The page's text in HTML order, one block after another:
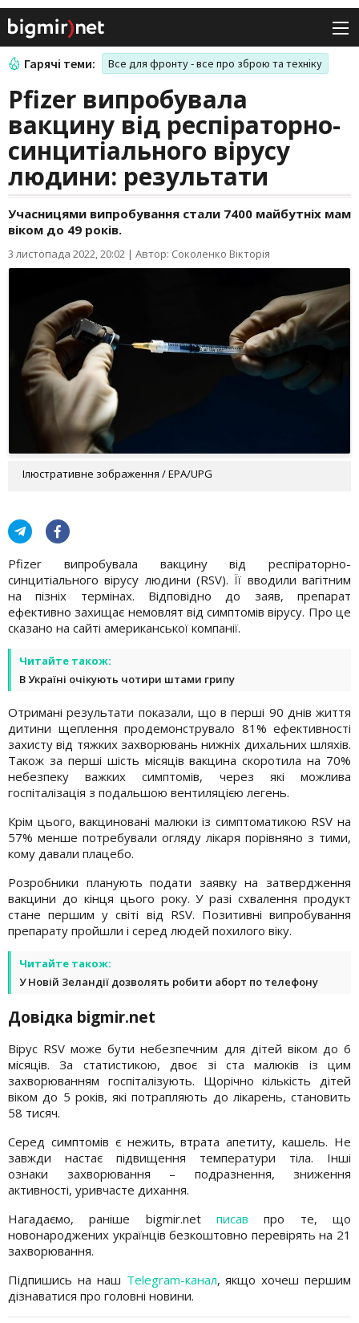
Гарячі теми: Все для фронту - все про зброю та техніку
Pfizer випробувала
вакцину від респіраторно-
синцитіального вірусу
людини: результати
Учасницями випробування стали 7400 майбутніх мам
віком до 49 років.
3 листопада 2022, 20:02 | Автор: Соколенко Вікторія
Ілюстративне зображення / EPA/UPG
Pfizer випробувала вакцину від респіраторно-
синцитіального вірусу людини (RSV). Її вводили вагітним
на пізніх термінах. Відповідно до заяв, препарат
ефективно захищає немовлят від симптомів вірусу. Про це
сказано на сайті американської компанії.
Читайте також:
В Україні очікують чотири штами грипу
Отримані результати показали, що в перші 90 днів життя
дитини щеплення продемонструвало 81% ефективності
захисту від тяжких захворювань нижніх дихальних шляхів.
Також за перші шість місяців вакцина скоротила на 70%
небезпеку важких симптомів, через які можлива
госпіталізація з подальшою вентиляцією легень.
Крім цього, вакциновані малюки із симптоматикою RSV на
57% менше потребували огляду лікаря порівняно з тими,
кому давали плацебо.
Розробники планують подати заявку на затвердження
вакцини до кінця цього року. У разі схвалення продукт
стане першим у світі від RSV. Позитивні випробування
препарату пройшли і серед людей похилого віку.
Читайте також:
У Новій Зеландії дозволять робити аборт по телефону
Довідка bigmir.net
Вірус RSV може бути небезпечним для дітей віком до 6
місяців. За статистикою, двоє зі ста малюків із цим
захворюванням госпіталізують. Щорічно кількість дітей
віком до 5 років, які потрапляють до лікарень, становить
58 тисяч.
Серед симптомів є нежить, втрата апетиту, кашель. Не
завжди настає підвищення температури тіла. Інші
ознаки захворювання – подразнення, зниження
активності, уривчасте дихання.
Нагадаємо, раніше bigmir.net писав про те, що
новонароджених українців безкоштовно перевірять на 21
захворювання.
Підпишись на наш Telegram-канал, якщо хочеш першим
дізнаватися про головні новини.